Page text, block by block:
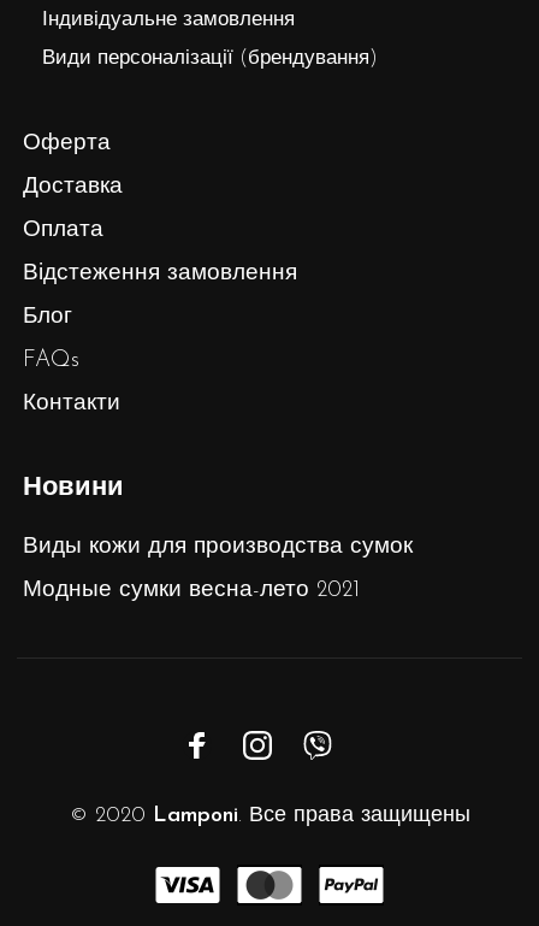
Індивідуальне замовлення
Види персоналізації (брендування)
Оферта
Доставка
Оплата
Відстеження замовлення
Блог
FAQs
Контакти
Новини
Виды кожи для производства сумок
Модные сумки весна-лето 2021
© 2020 Lamponi. Все права защищены